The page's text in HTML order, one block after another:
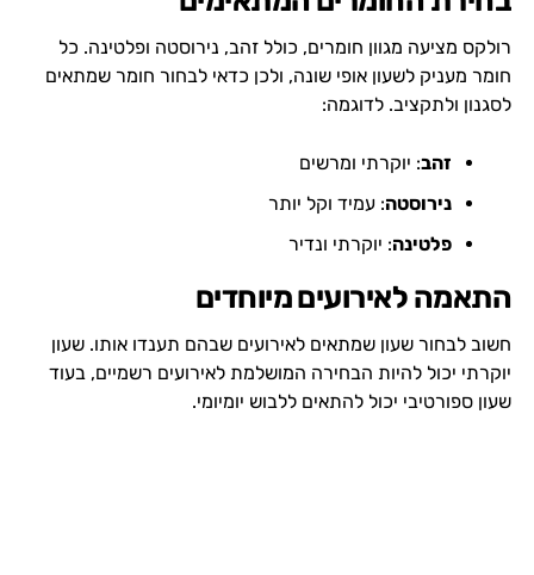
רולקס מציעה מגוון חומרים, כולל זהב, נירוסטה ופלטינה. כל
חומר מעניק לשעון אופי שונה, ולכן כדאי לבחור חומר שמתאים
לסגנון ולתקציב. לדוגמה:
זהב: יוקרתי ומרשים
נירוסטה: עמיד וקל יותר
פלטינה: יוקרתי ונדיר
התאמה לאירועים מיוחדים
חשוב לבחור שעון שמתאים לאירועים שבהם תענדו אותו. שעון
יוקרתי יכול להיות הבחירה המושלמת לאירועים רשמיים, בעוד
שעון ספורטיבי יכול להתאים ללבוש יומיומי.